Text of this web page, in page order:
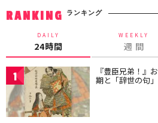
RANKING ランキング
DAILY
24時間
WEEKLY
週 間
1 『豊臣兄弟！』
期と「辞世の句